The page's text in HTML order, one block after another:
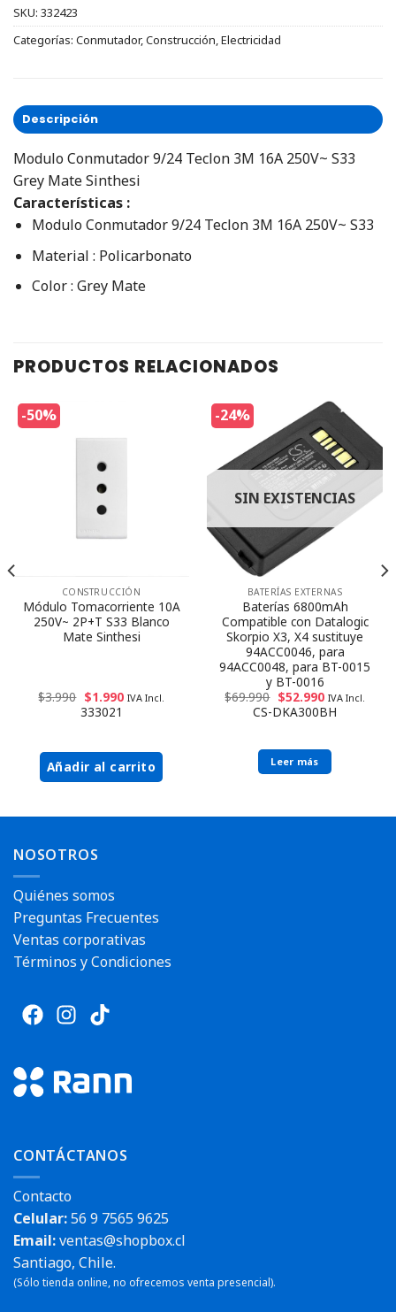
SKU: 332423
Categorías: Conmutador,Construcción,Electricidad
Descripción
Modulo Conmutador 9/24 Teclon 3M 16A 250V~ S33
Grey Mate Sinthesi
Características :
Modulo Conmutador 9/24 Teclon 3M 16A 250V~ S33
Material : Policarbonato
Color : Grey Mate
PRODUCTOS RELACIONADOS
-50%
Envío rápido
CONSTRUCCIÓN
Módulo Tomacorriente 10A
250V~ 2P+T S33 Blanco
Mate Sinthesi
$3.990 $1.990 IVA Incl.
333021
Añadir al carrito
-24%
SIN EXISTENCIAS
BATERÍAS EXTERNAS
Baterías 6800mAh
Compatible con Datalogic
Skorpio X3, X4 sustituye
94ACC0046, para
94ACC0048, para BT-0015
y BT-0016
$69.990 $52.990 IVA Incl.
CS-DKA300BH
Leer más
NOSOTROS
Quiénes somos
Preguntas Frecuentes
Ventas corporativas
Términos y Condiciones
CONTÁCTANOS
Contacto
Celular:56 9 7565 9625
Email:ventas@shopbox.cl
Santiago, Chile.
(Sólo tienda online, no ofrecemos venta presencial).